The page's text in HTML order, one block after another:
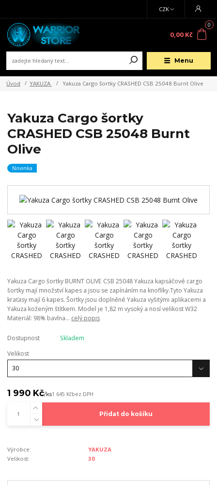
Menu
CZK
0
0,00 Kč
Úvod YAKUZA Yakuza Cargo šortky CRASHED CSB 25048 Burnt Olive
Yakuza Cargo šortky
CRASHED CSB 25048 Burnt
Olive
Novinka
Yakuza Cargo šortky BURNT OLIVE CSB 25048 Yakuza kapsáčové cargo
šortky mají množství kapes a jsou se zapínáním na knoflíky.Tyto Yakuza
kraťasy mají 6 kapes. Šortky jsou doplněné Yakuza vyšitými aplikacemi a
Yakuza koženým štítkem. Model je 1,82 m vysoký a nosí velikost W32
Materiál: 98% bavlna... celý popis
Dostupnost
Skladem
Velikost
1 990 Kč/ks1 645 Kčbez DPH
Přidat do košíku
Výrobce:
YAKUZA
Velikost:
30